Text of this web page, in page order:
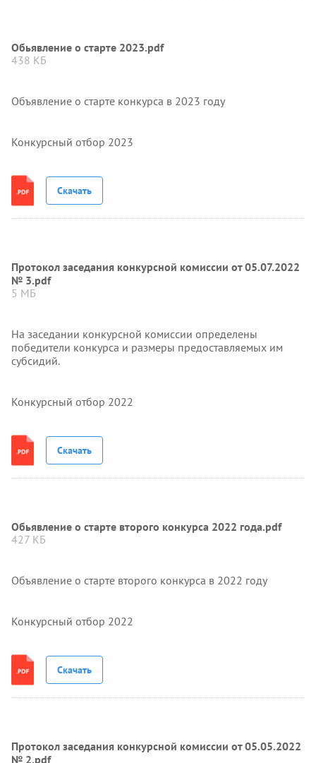
Обьявление о старте 2023.pdf
438 КБ
Объявление о старте конкурса в 2023 году
Конкурсный отбор 2023
Скачать
Протокол заседания конкурсной комиссии от 05.07.2022
№ 3.pdf
5 МБ
На заседании конкурсной комиссии определены
победители конкурса и размеры предоставляемых им
субсидий.
Конкурсный отбор 2022
Скачать
Обьявление о старте второго конкурса 2022 года.pdf
427 КБ
Объявление о старте второго конкурса в 2022 году
Конкурсный отбор 2022
Скачать
Протокол заседания конкурсной комиссии от 05.05.2022
№ 2.pdf